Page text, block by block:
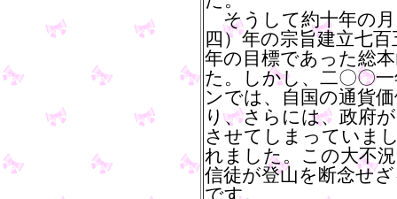
そうして約十年の月
四）年の宗旨建立七
年の目標であった総
た。しかし、二〇〇
ンでは、自国の通貨
り、さらには、政府
させてしまっていま
れました。この大不
信徒が登山を断念せ
です。